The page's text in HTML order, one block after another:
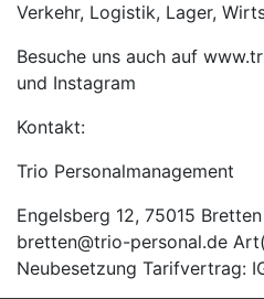
Verkehr, Logistik, Lager,
Besuche uns auch auf
und Instagram
Kontakt:
Trio Personalmanagement
Engelsberg 12, 75015
bretten@trio-personal.de
Neubesetzung Tarifvertrag: